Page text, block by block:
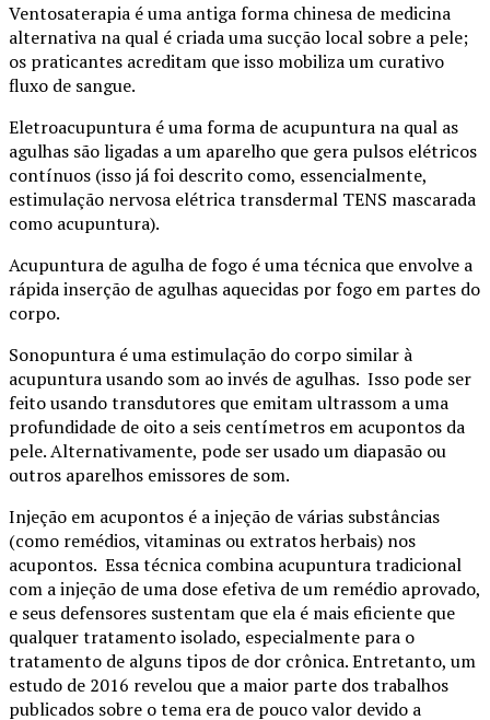
Ventosaterapia é uma antiga forma chinesa de medicina
alternativa na qual é criada uma sucção local sobre a pele;
os praticantes acreditam que isso mobiliza um curativo
fluxo de sangue.
Eletroacupuntura é uma forma de acupuntura na qual as
agulhas são ligadas a um aparelho que gera pulsos elétricos
contínuos (isso já foi descrito como, essencialmente,
estimulação nervosa elétrica transdermal TENS mascarada
como acupuntura).
Acupuntura de agulha de fogo é uma técnica que envolve a
rápida inserção de agulhas aquecidas por fogo em partes do
corpo.
Sonopuntura é uma estimulação do corpo similar à
acupuntura usando som ao invés de agulhas. Isso pode ser
feito usando transdutores que emitam ultrassom a uma
profundidade de oito a seis centímetros em acupontos da
pele. Alternativamente, pode ser usado um diapasão ou
outros aparelhos emissores de som.
Injeção em acupontos é a injeção de várias substâncias
(como remédios, vitaminas ou extratos herbais) nos
acupontos. Essa técnica combina acupuntura tradicional
com a injeção de uma dose efetiva de um remédio aprovado,
e seus defensores sustentam que ela é mais eficiente que
qualquer tratamento isolado, especialmente para o
tratamento de alguns tipos de dor crônica. Entretanto, um
estudo de 2016 revelou que a maior parte dos trabalhos
publicados sobre o tema era de pouco valor devido a